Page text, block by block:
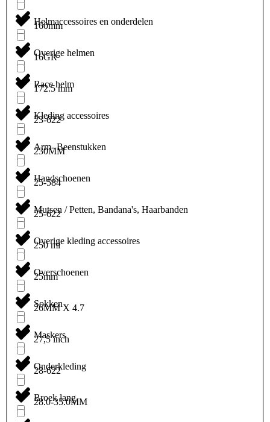
Helmaccessoires en onderdelen
Overige helmen
Race helm
Kleding accessoires
Arm- Beenstukken
Handschoenen
Mutsen / Petten, Bandana's, Haarbanden
Overige kleding accessoires
Overschoenen
Sokken
Maskers
Onderkleding
Broek lang
160mm
16GR
172.5 mm
23-622
230MM
25-584
25-622
250 ml
25mm
26MM X 4.7
27,5 inch
28-622
28.0-35.0MM